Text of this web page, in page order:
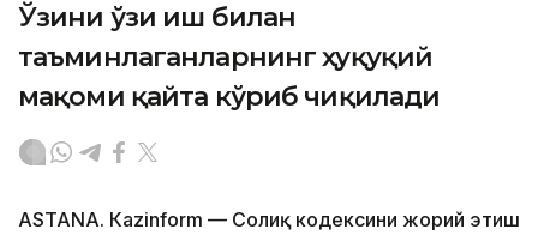
Ўзини ўзи иш билан
таъминлаганларнинг ҳуқуқий
мақоми қайта кўриб чиқилади
ASTANА. Кazinform — Солиқ кодексини жорий этиш